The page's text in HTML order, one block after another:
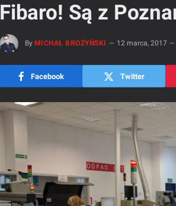
Fibaro! Są z
By MICHAŁ BROŻYŃSKI 12 marca, 2017
Facebook Twitter